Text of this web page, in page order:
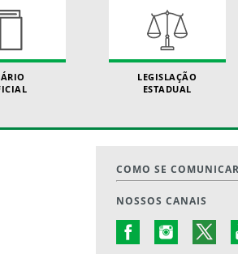
LEGISLAÇÃO
ESTADUAL
COMO SE
NOSSOS CANAIS